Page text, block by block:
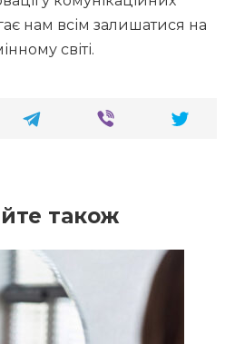
нам всім залишатися на
світі.
також